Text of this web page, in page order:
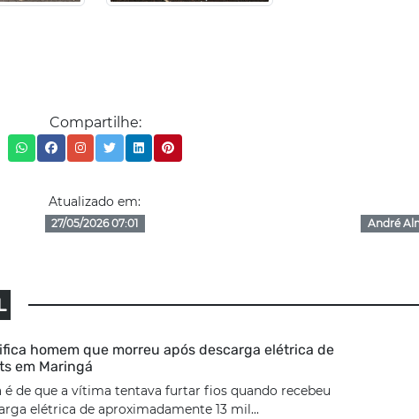
Compartilhe:
Atualizado em:
27/05/2026 07:01 André
homem que morreu após descarga elétrica de
em Maringá
é de que a vítima tentava furtar fios quando recebeu
elétrica de aproximadamente 13 mil...